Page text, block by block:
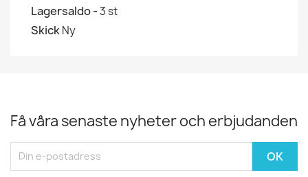
Lagersaldo -3 st
SkickNy
Få våra senaste nyheter och erbjudanden